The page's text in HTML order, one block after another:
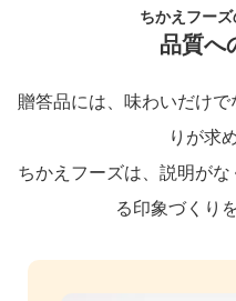
ちかえフー
品質へ
贈答品には、味わいだけ
りが求
ちかえフーズは、説明が
る印象づくり